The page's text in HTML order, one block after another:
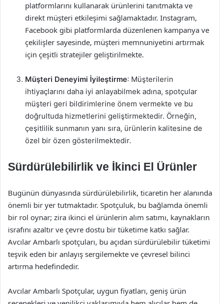
platformlarını kullanarak ürünlerini tanıtmakta ve
direkt müşteri etkileşimi sağlamaktadır. Instagram,
Facebook gibi platformlarda düzenlenen kampanya ve
çekilişler sayesinde, müşteri memnuniyetini artırmak
için çeşitli stratejiler geliştirilmekte.
Müşteri Deneyimi İyileştirme: Müşterilerin
ihtiyaçlarını daha iyi anlayabilmek adına, spotçular
müşteri geri bildirimlerine önem vermekte ve bu
doğrultuda hizmetlerini geliştirmektedir. Örneğin,
çeşitlilik sunmanın yanı sıra, ürünlerin kalitesine de
özel bir özen gösterilmektedir.
Sürdürülebilirlik ve İkinci El Ürünler
Bugünün dünyasında sürdürülebilirlik, ticaretin her alanında
önemli bir yer tutmaktadır. Spotçuluk, bu bağlamda önemli
bir rol oynar; zira ikinci el ürünlerin alım satımı, kaynakların
israfını azaltır ve çevre dostu bir tüketime katkı sağlar.
Avcılar Ambarlı spotçuları, bu açıdan sürdürülebilir tüketimi
teşvik eden bir anlayış sergilemekte ve çevresel bilinci
artırma hedefindedir.
Avcılar Ambarlı Spotçular, uygun fiyatları, geniş ürün